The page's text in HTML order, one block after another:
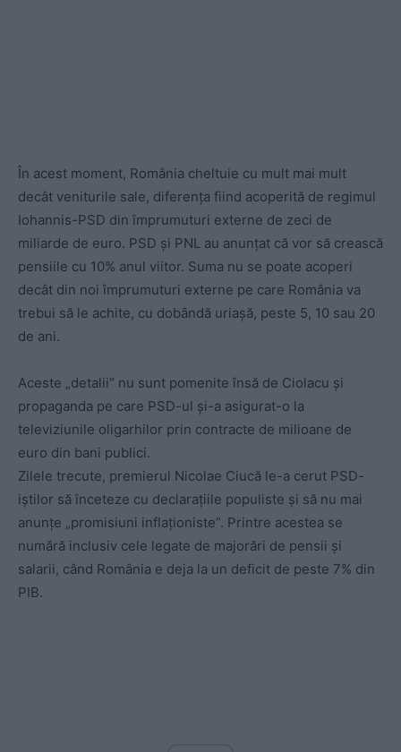
În acest moment, România cheltuie cu mult mai mult
decât veniturile sale, diferența fiind acoperită de regimul
Iohannis-PSD din împrumuturi externe de zeci de
miliarde de euro. PSD și PNL au anunțat că vor să crească
pensiile cu 10% anul viitor. Suma nu se poate acoperi
decât din noi împrumuturi externe pe care România va
trebui să le achite, cu dobândă uriașă, peste 5, 10 sau 20
de ani.
Aceste „detalii“ nu sunt pomenite însă de Ciolacu și
propaganda pe care PSD-ul și-a asigurat-o la
televiziunile oligarhilor prin contracte de milioane de
euro din bani publici.
Zilele trecute, premierul Nicolae Ciucă le-a cerut PSD-
iștilor să înceteze cu declarațiile populiste și să nu mai
anunțe „promisiuni inflaționiste”. Printre acestea se
numără inclusiv cele legate de majorări de pensii și
salarii, când România e deja la un deficit de peste 7% din
PIB.